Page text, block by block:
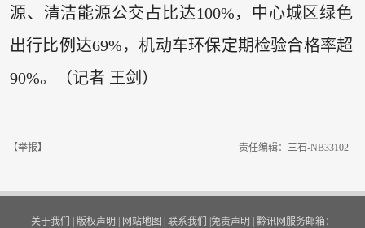
源、清洁能源公交占比达100%，中心城区绿色
出行比例达69%，机动车环保定期检验合格率超
90%。（记者 王剑）
【举报】 责任编辑：三石-NB33102
关于我们 | 版权声明 | 网站地图 | 联系我们 |免责声明 | 黔讯网服务邮箱：